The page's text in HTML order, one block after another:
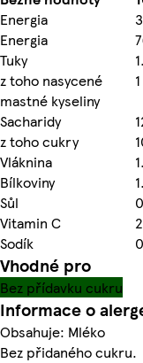
Energia
Energia
Tuky
z toho nasycené
mastné kyseliny
Sacharidy
z toho cukry
Vláknina
Bílkoviny
Sůl
Vitamin C
Sodík
Vhodné pro
Bez přídavku cukru
Informace o
Obsahuje: Mléko
Bez přidaného cukru.